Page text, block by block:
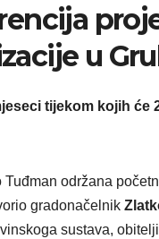
u
tijekom kojih
održana
gradonačelnik
sustava,